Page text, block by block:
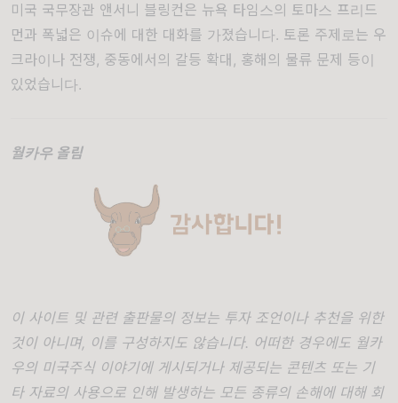
미국 국무장관 앤서니 블링컨은 뉴욕 타임스의 토마스 프리드
먼과 폭넓은 이슈에 대한 대화를 가졌습니다. 토론 주제로는 우
크라이나 전쟁, 중동에서의 갈등 확대, 홍해의 물류 문제 등이
있었습니다.
월카우 올림
이 사이트 및 관련 출판물의 정보는 투자 조언이나 추천을 위한
것이 아니며, 이를 구성하지도 않습니다. 어떠한 경우에도 월카
우의 미국주식 이야기에 게시되거나 제공되는 콘텐츠 또는 기
타 자료의 사용으로 인해 발생하는 모든 종류의 손해에 대해 회